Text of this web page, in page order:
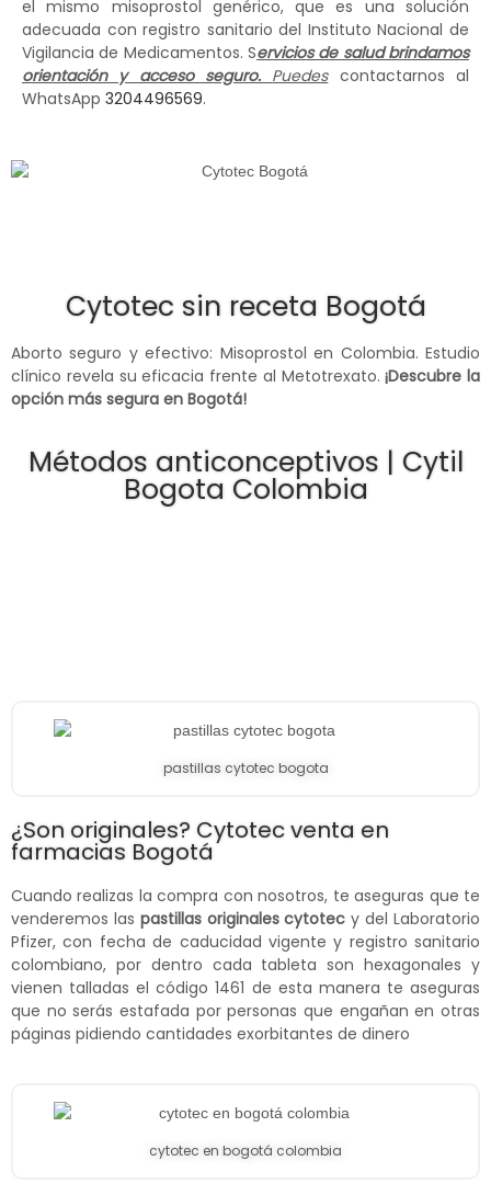
el mismo misoprostol genérico, que es una solución
adecuada con registro sanitario del Instituto Nacional de
Vigilancia de Medicamentos. Servicios de salud brindamos
orientación y acceso seguro. Puedescontactarnos al
WhatsApp 3204496569.
Cytotec sin receta Bogotá
Aborto seguro y efectivo: Misoprostol en Colombia. Estudio
clínico revela su eficacia frente al Metotrexato.¡Descubre la
opción más segura en Bogotá!
Métodos anticonceptivos | Cytil
Bogota Colombia
pastillas cytotec bogota
¿Son originales? Cytotec venta en
farmacias Bogotá
Cuando realizas la compra con nosotros, te aseguras que te
venderemos las pastillas originales cytotec y del Laboratorio
Pfizer, con fecha de caducidad vigente y registro sanitario
colombiano, por dentro cada tableta son hexagonales y
vienen talladas el código 1461 de esta manera te aseguras
que no serás estafada por personas que engañan en otras
páginas pidiendo cantidades exorbitantes de dinero
cytotec en bogotá colombia